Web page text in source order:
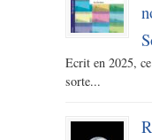
Ecrit en 2025,
sorte...